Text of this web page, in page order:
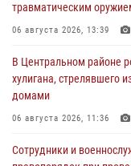
травматическим
06 августа 2026, 13:39
В Центральном районе
хулигана, стрелявшего
домами
06 августа 2026, 11:36
Сотрудники и